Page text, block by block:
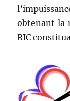
obtenant la
RIC